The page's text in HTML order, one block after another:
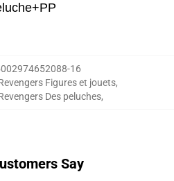
16
Figures et jouets,
Des peluches,
Say